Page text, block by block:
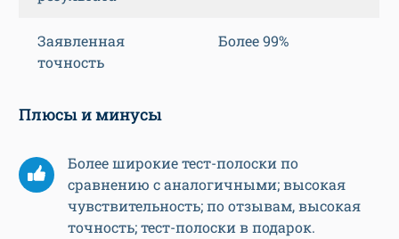
Заявленная
точность
Более 99%
Плюсы и минусы
Более широкие тест-полоски по
сравнению с аналогичными; высокая
чувствительность; по отзывам, высокая
точность; тест-полоски в подарок.